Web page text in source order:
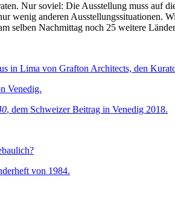
Nur soviel: Die Ausstellung muss auf
wenig anderen
selben Nachmittag noch 25 weitere
in Lima von Grafton Architects, den
Venedig.
, dem Schweizer Beitrag in Venedig 2018.
von 1984.